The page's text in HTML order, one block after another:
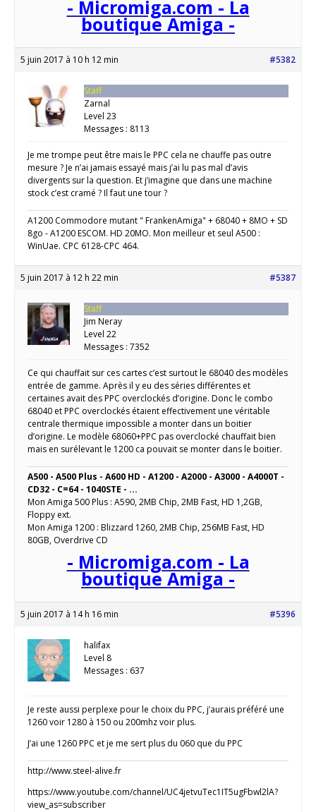
- Micromiga.com - La
boutique Amiga -
5 juin 2017 à 10 h 12 min #5382
Staff
Zarnal
Level 23
Messages : 8113
Je me trompe peut être mais le PPC cela ne chauffe pas outre
mesure ? Je n’ai jamais essayé mais j’ai lu pas mal d’avis
divergents sur la question. Et j’imagine que dans une machine
stock c’est cramé ? Il faut une tour ?
A1200 Commodore mutant " FrankenAmiga" + 68040 + 8MO + SD
8go - A1200 ESCOM. HD 20MO. Mon meilleur et seul A500 :
WinUae. CPC 6128-CPC 464.
5 juin 2017 à 12 h 22 min #5387
Staff
Jim Neray
Level 22
Messages : 7352
Ce qui chauffait sur ces cartes c’est surtout le 68040 des modèles
entrée de gamme. Après il y eu des séries différentes et
certaines avait des PPC overclockés d’origine. Donc le combo
68040 et PPC overclockés étaient effectivement une véritable
centrale thermique impossible a monter dans un boitier
d’origine. Le modèle 68060+PPC pas overclocké chauffait bien
mais en surélevant le 1200 ca pouvait se monter dans le boitier.
A500 - A500 Plus - A600 HD - A1200 - A2000 - A3000 - A4000T -
CD32 - C=64 - 1040STE - ...
Mon Amiga 500 Plus : A590, 2MB Chip, 2MB Fast, HD 1,2GB,
Floppy ext.
Mon Amiga 1200 : Blizzard 1260, 2MB Chip, 256MB Fast, HD
80GB, Overdrive CD
- Micromiga.com - La
boutique Amiga -
5 juin 2017 à 14 h 16 min #5396
halifax
Level 8
Messages : 637
Je reste aussi perplexe pour le choix du PPC, j’aurais préféré une
1260 voir 1280 à 150 ou 200mhz voir plus.
J’ai une 1260 PPC et je me sert plus du 060 que du PPC
http://www.steel-alive.fr
https://www.youtube.com/channel/UC4jetvuTec1IT5ugFbwl2lA?
view_as=subscriber